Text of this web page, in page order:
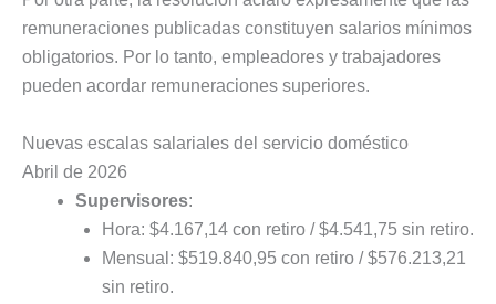
remuneraciones publicadas constituyen salarios mínimos
obligatorios. Por lo tanto, empleadores y trabajadores
pueden acordar remuneraciones superiores.
Nuevas escalas salariales del servicio doméstico
Abril de 2026
Supervisores:
Hora: $4.167,14 con retiro / $4.541,75 sin retiro.
Mensual: $519.840,95 con retiro / $576.213,21
sin retiro.